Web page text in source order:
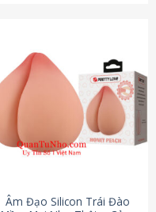
Âm Đạo Silicon Trái Đào